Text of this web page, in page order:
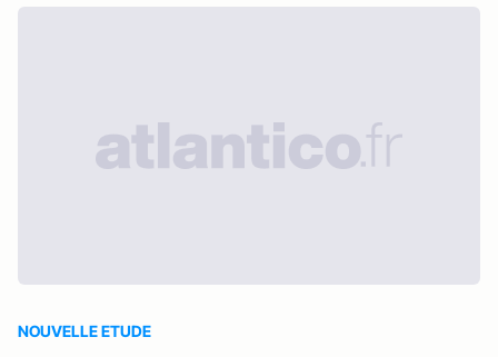
NOUVELLE ETUDE